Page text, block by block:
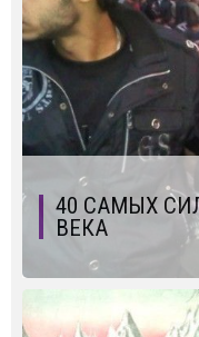
40 САМЫХ
ВЕКА